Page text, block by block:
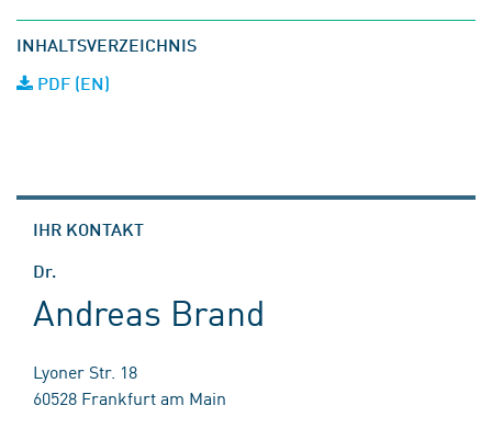
INHALTSVERZEICHNIS
PDF (EN)
IHR KONTAKT
Dr.
Andreas Brand
Lyoner Str. 18
60528 Frankfurt am Main